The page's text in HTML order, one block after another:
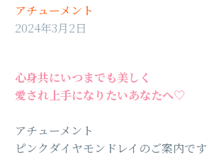
アチューメント
2024年3月2日
心身共にいつまでも美しく
愛され上手になりたいあなたへ♡
アチューメント
ピンクダイヤモンドレイのご案内です